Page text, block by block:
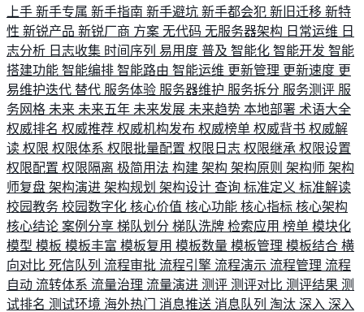
上手 新手专属 新手指南 新手避坑 新手都会犯 新旧迁移 新特
性 新锐产品 新锐厂商 方案 无代码 无服务器架构 日常运维 日
志分析 日志收集 时间序列 易用度 普及 智能化 智能开发 智能
搭建功能 智能编排 智能路由 智能运维 更新管理 更新速度 更
易维护迭代 替代 服务体验 服务器维护 服务拆分 服务测评 服
务网格 未来 未来五年 未来发展 未来趋势 本地部署 术语大全
权威排名 权威推荐 权威机构发布 权威榜单 权威背书 权威解
读 权限 权限体系 权限批量配置 权限日志 权限继承 权限设置
权限配置 权限隔离 极简用法 构建 架构 架构原则 架构师 架构
师复盘 架构演进 架构规划 架构设计 查询 标准定义 标准解读
校园教务 校园数字化 核心价值 核心功能 核心指标 核心架构
核心结论 案例分享 梯队划分 梯队洗牌 检索应用 榜单 模块化
模型 模板 模板丰富 模板复用 模板数量 模板管理 模板结合 横
向对比 死信队列 流程审批 流程引擎 流程演示 流程管理 流程
自动 流转体系 流量治理 流量演进 测评 测评对比 测评结果 测
试排名 测试环境 海外热门 消息推送 消息队列 淘汰 深入 深入